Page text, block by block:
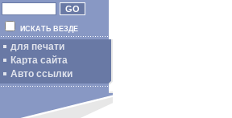
ИСКАТЬ ВЕЗДЕ
для печати
Карта сайта
Авто ссылки